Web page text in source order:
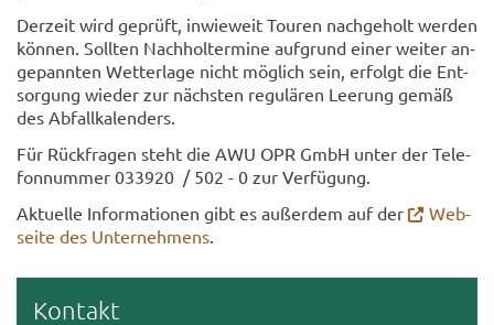
Der­zeit wird ge­prüft, in­wie­weit Tou­ren nach­ge­holt wer­den
kön­nen. Soll­ten Nach­hol­ter­mi­ne auf­grund einer wei­ter an­
gepann­ten Wet­ter­la­ge nicht mög­lich sein, er­folgt die Ent­
sor­gung wie­der zur nächs­ten re­gu­lä­ren Lee­rung gemäß
des Ab­fall­ka­len­ders.
Für Rück­fra­gen steht die AWU OPR GmbH unter der Te­le­
fon­num­mer 033920 / 502 - 0 zur Ver­fü­gung.
Ak­tu­el­le In­for­ma­tio­nen gibt es au­ßer­dem auf der
Web­
sei­te des Un­ter­neh­mens.
Kon­takt